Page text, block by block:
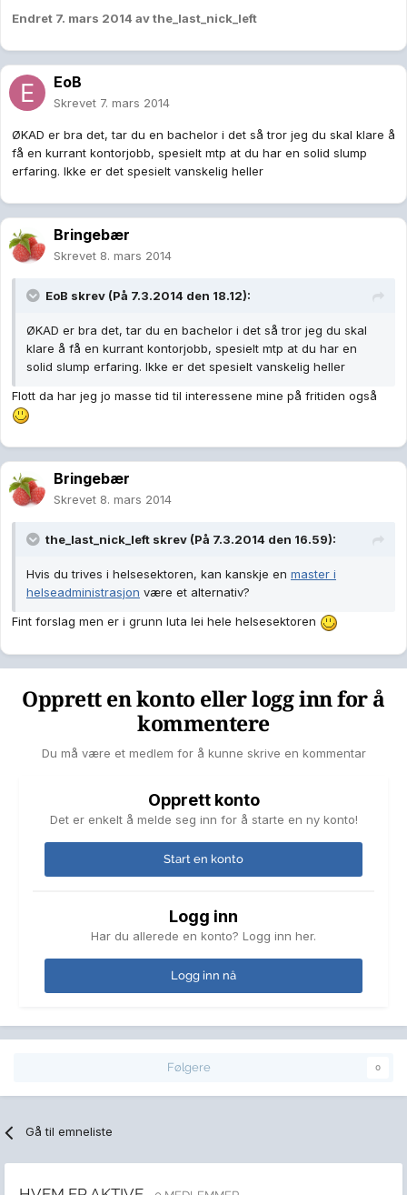
Endret 7. mars 2014 av the_last_nick_left
EoB
Skrevet 7. mars 2014
ØKAD er bra det, tar du en bachelor i det så tror jeg du skal klare å
få en kurrant kontorjobb, spesielt mtp at du har en solid slump
erfaring. Ikke er det spesielt vanskelig heller
Bringebær
Skrevet 8. mars 2014
EoB skrev (På 7.3.2014 den 18.12):
ØKAD er bra det, tar du en bachelor i det så tror jeg du skal
klare å få en kurrant kontorjobb, spesielt mtp at du har en
solid slump erfaring. Ikke er det spesielt vanskelig heller
Flott da har jeg jo masse tid til interessene mine på fritiden også
Bringebær
Skrevet 8. mars 2014
the_last_nick_left skrev (På 7.3.2014 den 16.59):
Hvis du trives i helsesektoren, kan kanskje en master i
helseadministrasjon være et alternativ?
Fint forslag men er i grunn luta lei hele helsesektoren
Opprett en konto eller logg inn for å
kommentere
Du må være et medlem for å kunne skrive en kommentar
Opprett konto
Det er enkelt å melde seg inn for å starte en ny konto!
Start en konto
Logg inn
Har du allerede en konto? Logg inn her.
Logg inn nå
Følgere 0
Gå til emneliste